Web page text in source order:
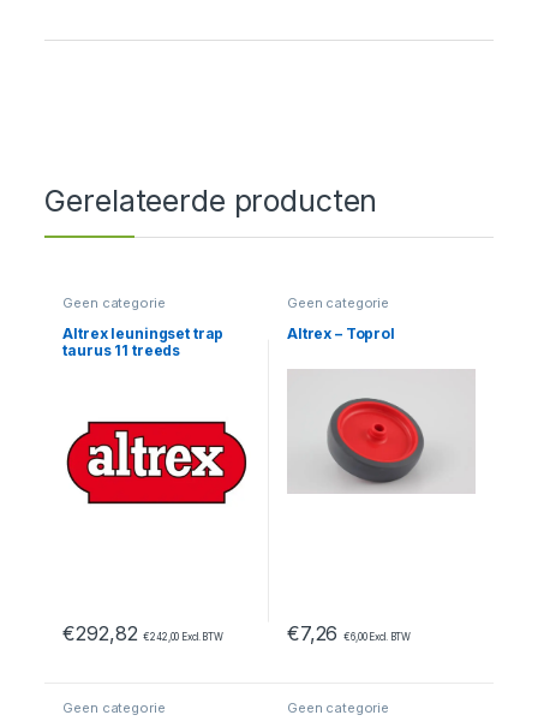
Gerelateerde producten
Geen categorie
Altrex leuningset trap
taurus 11 treeds
€292,82 €242,00 Excl. BTW
Geen categorie
Altrex – Toprol
€7,26 €6,00Excl. BTW
Geen categorie Geen categorie